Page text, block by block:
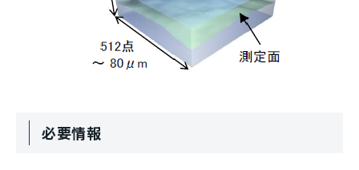
必要情報